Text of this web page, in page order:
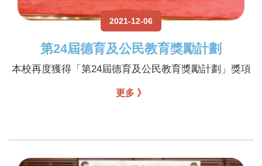
2021-12-06
第24屆德育及公民教育獎勵計劃
本校再度獲得「第24屆德育及公民教育獎勵計劃」獎項
更多 》